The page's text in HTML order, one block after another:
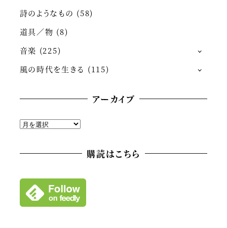
詩のようなもの (58)
道具／物 (8)
音楽 (225)
風の時代を生きる (115)
アーカイブ
ア
カ
ブ
購読はこちら